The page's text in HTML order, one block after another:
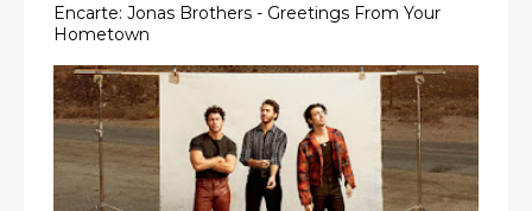
Encarte: Jonas Brothers - Greetings From Your
Hometown